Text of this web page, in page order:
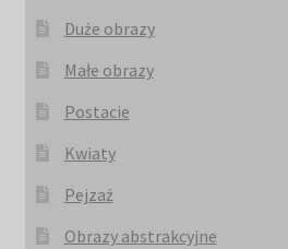
Duże obrazy
Małe obrazy
Postacie
Kwiaty
Pejzaż
Obrazy abstrakcyjne